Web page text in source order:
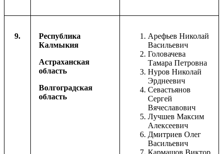
9.
Республика
Калмыкия
Астраханская
область
Волгоградская
область
Арефьев Николай
Васильевич
Головачева
Тамара Петровна
Нуров Николай
Эрднеевич
Севастьянов
Сергей
Вячеславович
Лучшев Максим
Алексеевич
Дмитриев Олег
Васильевич